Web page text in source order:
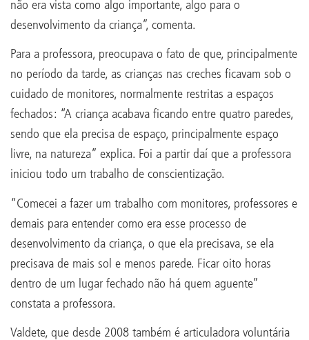
não era vista como algo importante, algo para o
desenvolvimento da criança”, comenta.
Para a professora, preocupava o fato de que, principalmente
no período da tarde, as crianças nas creches ficavam sob o
cuidado de monitores, normalmente restritas a espaços
fechados: “A criança acabava ficando entre quatro paredes,
sendo que ela precisa de espaço, principalmente espaço
livre, na natureza” explica. Foi a partir daí que a professora
iniciou todo um trabalho de conscientização.
“Comecei a fazer um trabalho com monitores, professores e
demais para entender como era esse processo de
desenvolvimento da criança, o que ela precisava, se ela
precisava de mais sol e menos parede. Ficar oito horas
dentro de um lugar fechado não há quem aguente”
constata a professora.
Valdete, que desde 2008 também é articuladora voluntária